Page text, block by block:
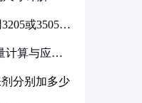
或3505代
计算与应用
分别加多少